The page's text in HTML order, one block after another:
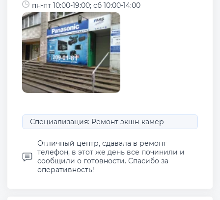
пн-пт 10:00-19:00; сб 10:00-14:00
Специализация: Ремонт экшн-камер
Отличный центр, сдавала в ремонт
телефон, в этот же день все починили и
сообщили о готовности. Спасибо за
оперативность!